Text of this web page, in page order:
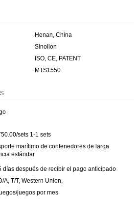
Henan, China
Sinolion
ISO, CE, PATENT
MTS1550
sets 1-1 sets
marítimo de contenedores de larga
estándar
días después de recibir el pago anticipado
A, T/T, Western Union,
juegos por mes